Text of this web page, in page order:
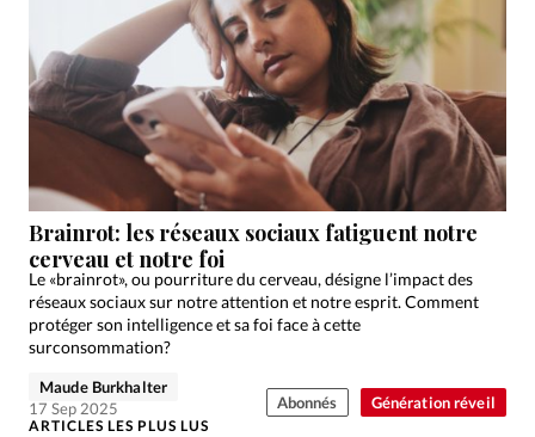
Génération réveil
Brainrot: les réseaux sociaux fatiguent notre
cerveau et notre foi
Le «brainrot», ou pourriture du cerveau, désigne l’impact des
réseaux sociaux sur notre attention et notre esprit. Comment
protéger son intelligence et sa foi face à cette
surconsommation?
Maude Burkhalter
17 Sep 2025
Abonnés
ARTICLES LES PLUS LUS